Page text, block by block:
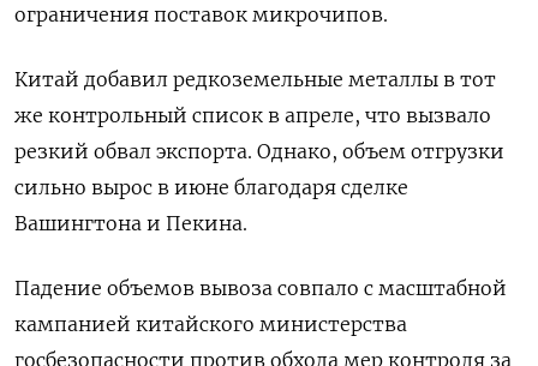
ограничения поставок микрочипов.
Китай добавил редкоземельные металлы в тот
же контрольный список в апреле, что вызвало
резкий обвал экспорта. Однако, объем отгрузки
сильно вырос в июне благодаря сделке
Вашингтона и Пекина.
Падение объемов вывоза совпало с масштабной
кампанией китайского министерства
госбезопасности против обхода мер контроля за